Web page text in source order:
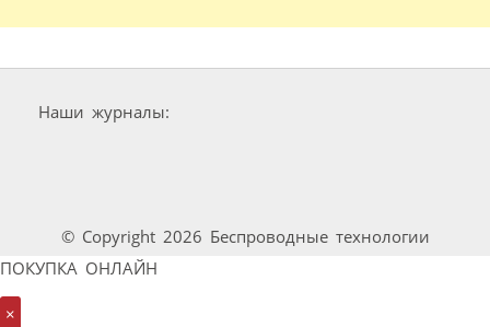
Наши журналы:
© Copyright 2026 Беспроводные технологии
ПОКУПКА ОНЛАЙН
×